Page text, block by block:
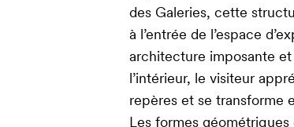
des Galeries, cette
à l’entrée de l’espace
architecture imposante
l’intérieur, le visiteur
repères et se transforme
Les formes